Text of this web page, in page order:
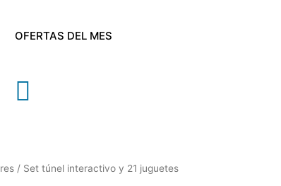
OFERTAS DEL MES
/ Set túnel interactivo y 21 juguetes